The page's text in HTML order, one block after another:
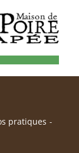
pratiques